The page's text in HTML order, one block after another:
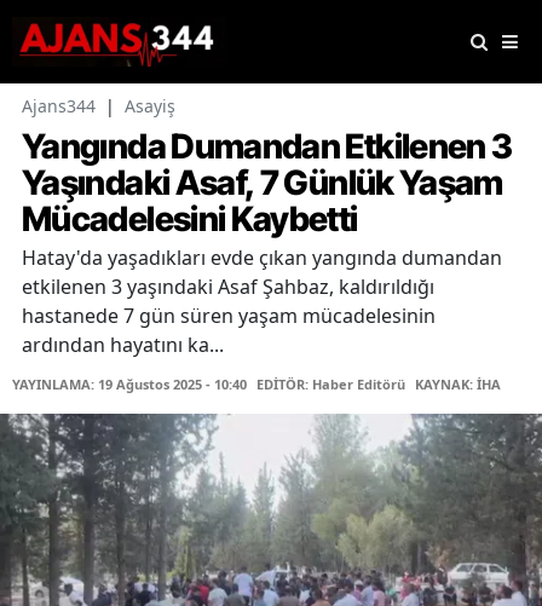
Ajans344 | Asayiş
Yangında Dumandan Etkilenen 3
Yaşındaki Asaf, 7 Günlük Yaşam
Mücadelesini Kaybetti
Hatay'da yaşadıkları evde çıkan yangında dumandan
etkilenen 3 yaşındaki Asaf Şahbaz, kaldırıldığı
hastanede 7 gün süren yaşam mücadelesinin
ardından hayatını ka...
YAYINLAMA: 19 Ağustos 2025 - 10:40 EDİTÖR: Haber Editörü KAYNAK: İHA